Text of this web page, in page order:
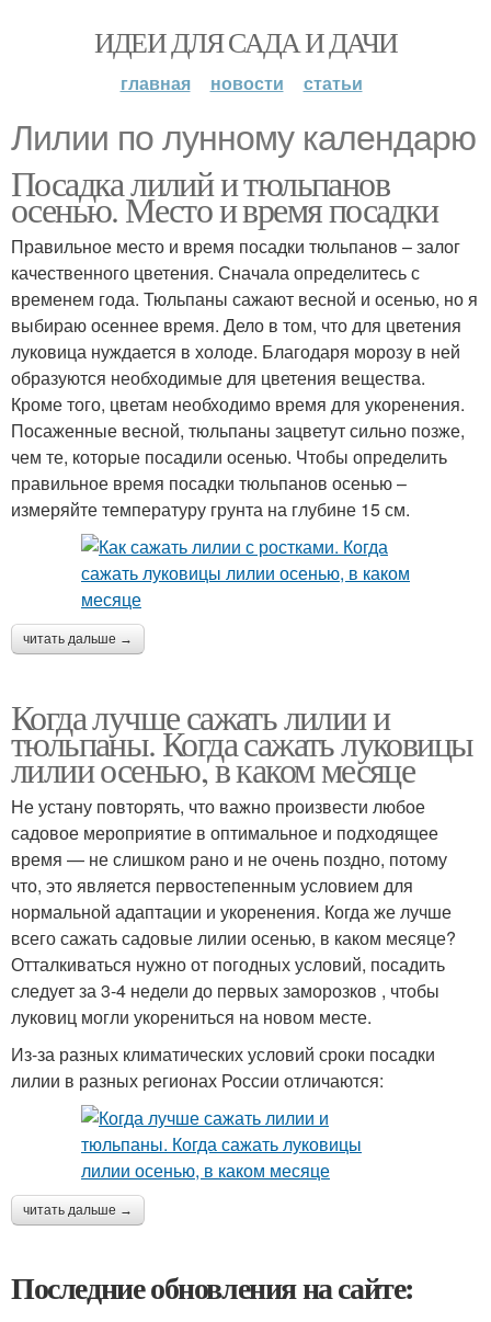
ИДЕИ ДЛЯ САДА И ДАЧИ
главная новости статьи
Лилии по лунному календарю
Посадка лилий и тюльпанов
осенью. Место и время посадки
Правильное место и время посадки тюльпанов – залог
качественного цветения. Сначала определитесь с
временем года. Тюльпаны сажают весной и осенью, но я
выбираю осеннее время. Дело в том, что для цветения
луковица нуждается в холоде. Благодаря морозу в ней
образуются необходимые для цветения вещества.
Кроме того, цветам необходимо время для укоренения.
Посаженные весной, тюльпаны зацветут сильно позже,
чем те, которые посадили осенью. Чтобы определить
правильное время посадки тюльпанов осенью –
измеряйте температуру грунта на глубине 15 см.
читать дальше →
Когда лучше сажать лилии и
тюльпаны. Когда сажать луковицы
лилии осенью, в каком месяце
Не устану повторять, что важно произвести любое
садовое мероприятие в оптимальное и подходящее
время — не слишком рано и не очень поздно, потому
что, это является первостепенным условием для
нормальной адаптации и укоренения. Когда же лучше
всего сажать садовые лилии осенью, в каком месяце?
Отталкиваться нужно от погодных условий, посадить
следует за 3-4 недели до первых заморозков , чтобы
луковиц могли укорениться на новом месте.
Из-за разных климатических условий сроки посадки
лилии в разных регионах России отличаются:
читать дальше →
Последние обновления на сайте: